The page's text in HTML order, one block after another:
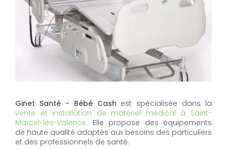
Ginet Santé - Bébé Cash est spécialisée dans la
vente et installation de matériel médical à Saint-
Marcel-lès-Valence. Elle propose des équipements
de haute qualité adaptés aux besoins des particuliers
et des professionnels de santé.